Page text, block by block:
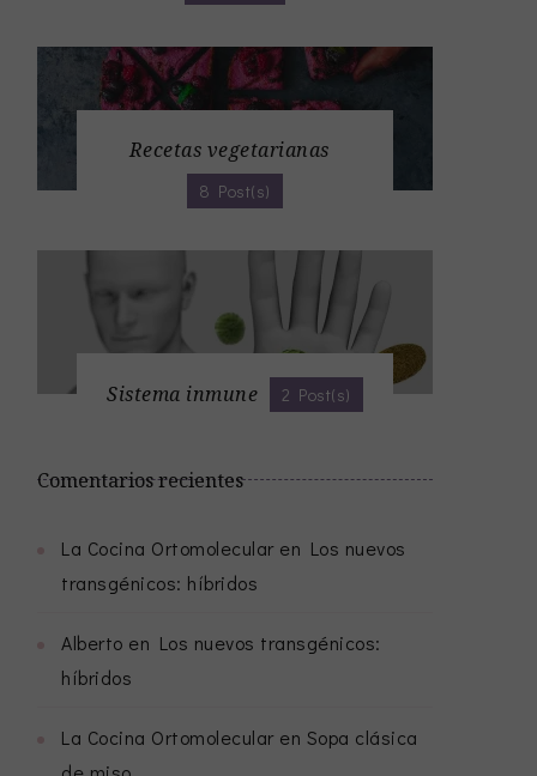
Recetas vegetarianas
8 Post(s)
Sistema inmune 2 Post(s)
Comentarios recientes
La Cocina Ortomolecularen Los nuevos
transgénicos: híbridos
Alberto en Los nuevos transgénicos:
híbridos
La Cocina Ortomolecularen Sopa clásica